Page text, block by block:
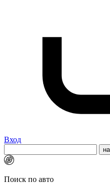
Вход
Поиск по авто